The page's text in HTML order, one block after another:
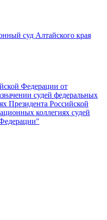
суд Алтайского края
Федерации от
судей федеральных
Президента Российской
коллегиях судей